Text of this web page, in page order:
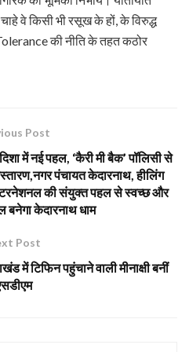
वे किसी भी रसूख के हों, के विरुद्ध
की नीति के तहत कठोर
Post
में नई पहल, ‘कैरी मी बैक’ पॉलिसी से
पंचायत केदारनाथ, हीलिंग
की संयुक्त पहल से स्वच्छ और
बनेगा केदारनाथ धाम
Post
में टिफिन पहुंचाने वाली मीनाक्षी बनीं